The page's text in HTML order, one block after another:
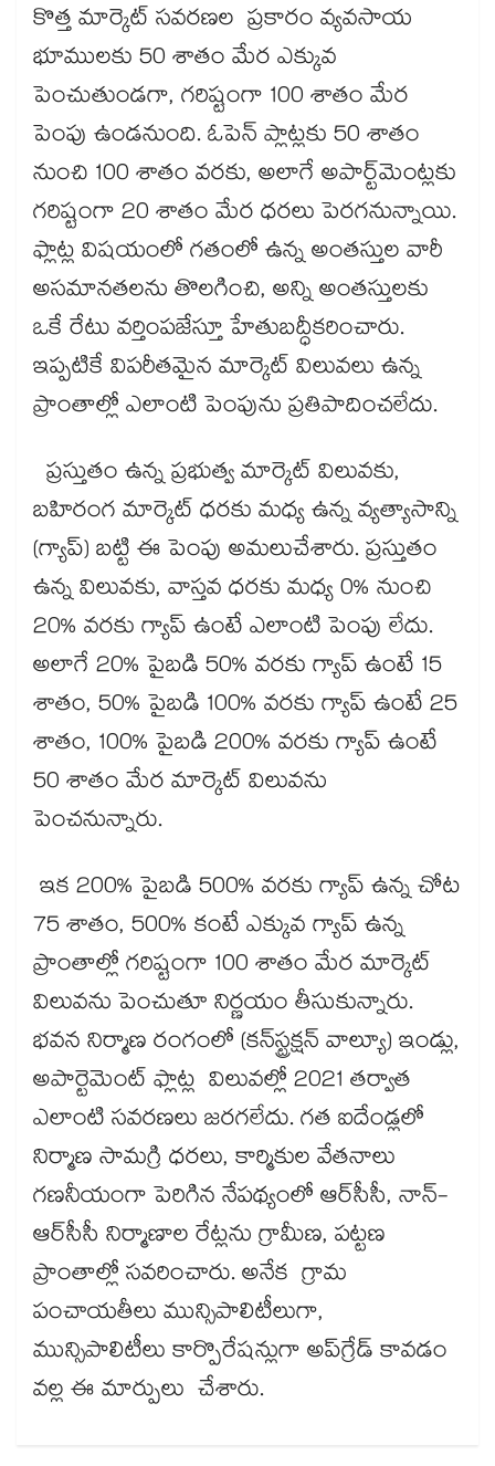
కొత్త మార్కెట్​ సవరణల ప్రకారం వ్యవసాయ
భూములకు 50 శాతం మేర ఎక్కువ
పెంచుతుండగా, గరిష్టంగా 100 శాతం మేర
పెంపు ఉండనుంది. ఓపెన్​ ప్లాట్లకు 50 శాతం
నుంచి 100 శాతం వరకు, అలాగే అపార్ట్​మెంట్లకు
గరిష్టంగా 20 శాతం మేర ధరలు పెరగనున్నాయి.
ఫ్లాట్ల విషయంలో గతంలో ఉన్న అంతస్తుల వారీ
అసమానతలను తొలగించి, అన్ని అంతస్తులకు
ఒకే రేటు వర్తింపజేస్తూ హేతుబద్ధీకరించారు.
ఇప్పటికే విపరీతమైన మార్కెట్ విలువలు ఉన్న
ప్రాంతాల్లో ఎలాంటి పెంపును ప్రతిపాదించలేదు.
ప్రస్తుతం ఉన్న ప్రభుత్వ మార్కెట్ విలువకు,
బహిరంగ మార్కెట్ ధరకు మధ్య ఉన్న వ్యత్యాసాన్ని
(గ్యాప్) బట్టి ఈ పెంపు అమలుచేశారు. ప్రస్తుతం
ఉన్న విలువకు, వాస్తవ ధరకు మధ్య 0% నుంచి
20% వరకు గ్యాప్ ఉంటే ఎలాంటి పెంపు లేదు.
అలాగే 20% పైబడి 50% వరకు గ్యాప్ ఉంటే 15
శాతం, 50% పైబడి 100% వరకు గ్యాప్ ఉంటే 25
శాతం, 100% పైబడి 200% వరకు గ్యాప్ ఉంటే
50 శాతం మేర మార్కెట్ విలువను
పెంచనున్నారు.
ఇక 200% పైబడి 500% వరకు గ్యాప్ ఉన్న చోట
75 శాతం, 500% కంటే ఎక్కువ గ్యాప్ ఉన్న
ప్రాంతాల్లో గరిష్టంగా 100 శాతం మేర మార్కెట్
విలువను పెంచుతూ నిర్ణయం తీసుకున్నారు.
భవన నిర్మాణ రంగంలో (కన్‌‌స్ట్రక్షన్ వాల్యూ) ఇండ్లు,
అపార్టెమెంట్ ఫ్లాట్ల విలువల్లో 2021 తర్వాత
ఎలాంటి సవరణలు జరగలేదు. గత ఐదేండ్లలో
నిర్మాణ సామగ్రి ధరలు, కార్మికుల వేతనాలు
గణనీయంగా పెరిగిన నేపథ్యంలో ఆర్​సీసీ, నాన్-
ఆర్​సీసీ నిర్మాణాల రేట్లను గ్రామీణ, పట్టణ
ప్రాంతాల్లో సవరించారు. అనేక గ్రామ
పంచాయతీలు మున్సిపాలిటీలుగా,
మున్సిపాలిటీలు కార్పొరేషన్లుగా అప్‌‌గ్రేడ్ కావడం
వల్ల ఈ మార్పులు చేశారు.